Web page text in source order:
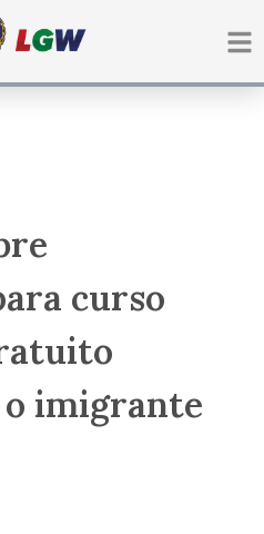
curso
imigrante